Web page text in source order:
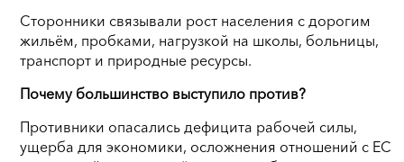
Сторонники связывали рост населения с дорогим
жильём, пробками, нагрузкой на школы, больницы,
транспорт и природные ресурсы.
Почему большинство выступило против?
Противники опасались дефицита рабочей силы,
ущерба для экономики, осложнения отношений с ЕС